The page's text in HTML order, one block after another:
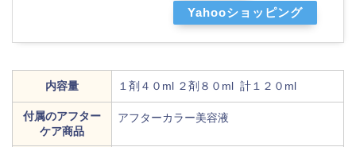
Yahooショッピング
内容量 １剤４０ml ２剤８０ml 計１２０ml
付属のアフター
ケア商品
アフターカラー美容液